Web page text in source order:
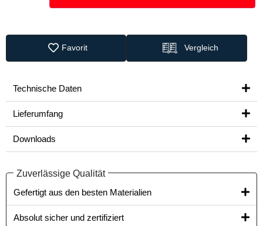
Favorit Vergleich
Technische Daten
Lieferumfang
Downloads
Zuverlässige Qualität
Gefertigt aus den besten Materialien​
Absolut sicher und zertifiziert